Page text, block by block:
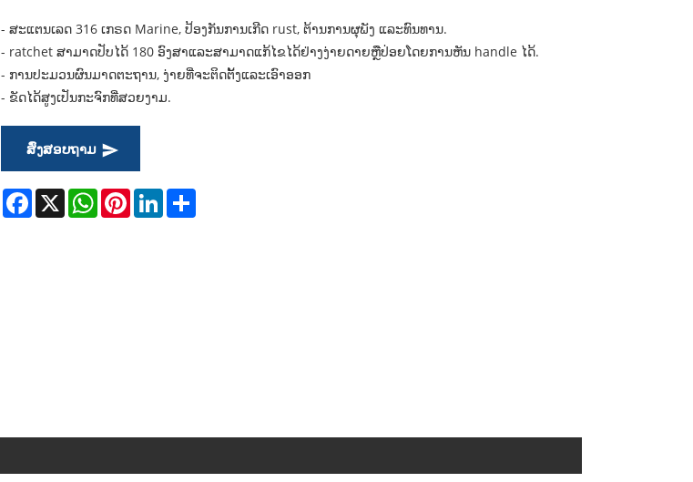
- ສະແຕນເລດ 316 ເກຣດ Marine, ປ້ອງກັນການເກີດ rust, ຕ້ານການຜຸພັງ ແລະທົນທານ.
- ratchet ສາມາດປັບໄດ້ 180 ອົງສາແລະສາມາດແກ້ໄຂໄດ້ຢ່າງງ່າຍດາຍຫຼືປ່ອຍໂດຍການຫັນ handle ໄດ້.
- ການປະມວນຜົນມາດຕະຖານ, ງ່າຍທີ່ຈະຕິດຕັ້ງແລະເອົາອອກ
- ຂັດໄດ້ສູງເປັນກະຈົກທີ່ສວຍງາມ.
ສົ່ງສອບຖາມ
Facebook
X WhatsAppPinterestLinkedIn